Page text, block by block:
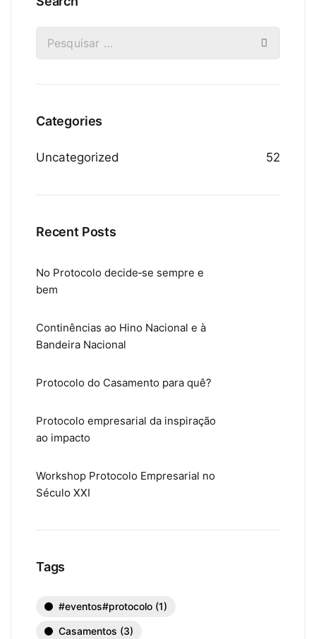
Categories
Uncategorized 52
Recent Posts
No Protocolo decide‑se sempre e
bem
Continências ao Hino Nacional e à
Bandeira Nacional
Protocolo do Casamento para quê?
Protocolo empresarial da inspiração
ao impacto
Workshop Protocolo Empresarial no
Século XXI
Tags
#eventos#protocolo (1)
Casamentos (3)